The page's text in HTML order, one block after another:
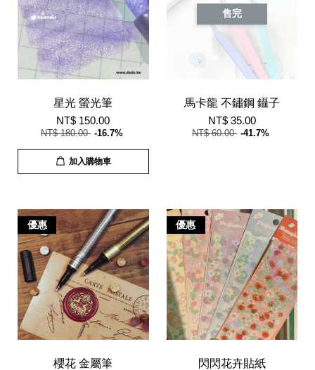
星光 螢光筆
NT$ 150.00
NT$ 180.00 -16.7%
加入購物車
售完
馬卡龍 不鏽鋼 鑷子
NT$ 35.00
NT$ 60.00 -41.7%
優惠
櫻花 金屬筆
優惠
閃閃花卉貼紙